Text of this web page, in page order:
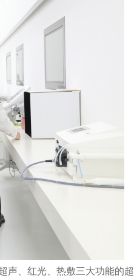
声、红光、热敷三大功能的